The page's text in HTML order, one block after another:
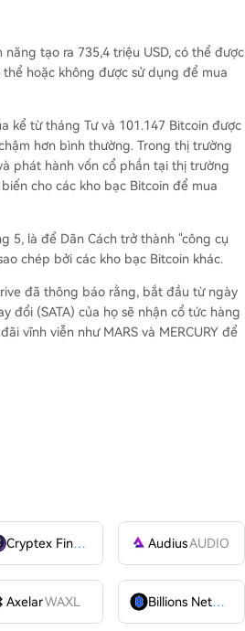
tạo ra 735,4 triệu USD, có thể được
hoặc không được sử dụng để mua
kể từ tháng Tư và 101.147 Bitcoin được
hơn bình thường. Trong thị trường
phát hành vốn cổ phần tại thị trường
cho các kho bạc Bitcoin để mua
5, là để Dãn Cách trở thành "công cụ
chép bởi các kho bạc Bitcoin khác.
đã thông báo rằng, bắt đầu từ ngày
đổi (SATA) của họ sẽ nhận cổ tức hàng
vĩnh viễn như MARS và MERCURY để
Cryptex Finance AudiusAUDIO
AxelarWAXL Billions Network